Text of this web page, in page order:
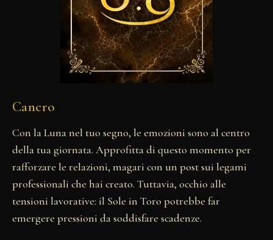
Cancro
Con la Luna nel tuo segno, le emozioni sono al centro
della tua giornata. Approfitta di questo momento per
rafforzare le relazioni, magari con un post sui legami
professionali che hai creato. Tuttavia, occhio alle
tensioni lavorative: il Sole in Toro potrebbe far
emergere pressioni da soddisfare scadenze.